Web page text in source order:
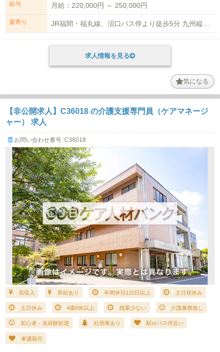
給与 月給：220,000円 ～ 250,000円
最寄り JR福間・福丸線、沼口バス停より徒歩5分 九州縦断(高速)自動車道 若宮IC...
求人情報を見る
気になる
【非公開求人】C36018 の介護支援専門員（ケアマネージ
ャー） 求人
お問い合わせ番号 :C36018
高収入 昇給あり 年間休日110日以上 土日祝休み
土日休み 4週8休以上 残業少ない 介護兼務無し
初心者・未経験歓迎 社用車あり 駅orバス停近い
車通勤可